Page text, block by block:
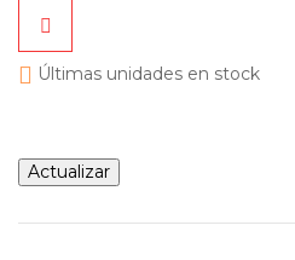
 Últimas unidades en stock